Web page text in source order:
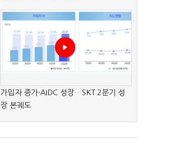
가입자 증가·AIDC 성장…SKT 2분기 성
장 본궤도